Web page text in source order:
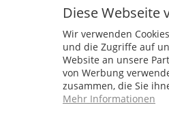
Service Hotline
Diese Webseite
Wir verwenden
und die Zugriffe auf
Website an unsere
von Werbung
zusammen, die Sie
Mehr Informationen